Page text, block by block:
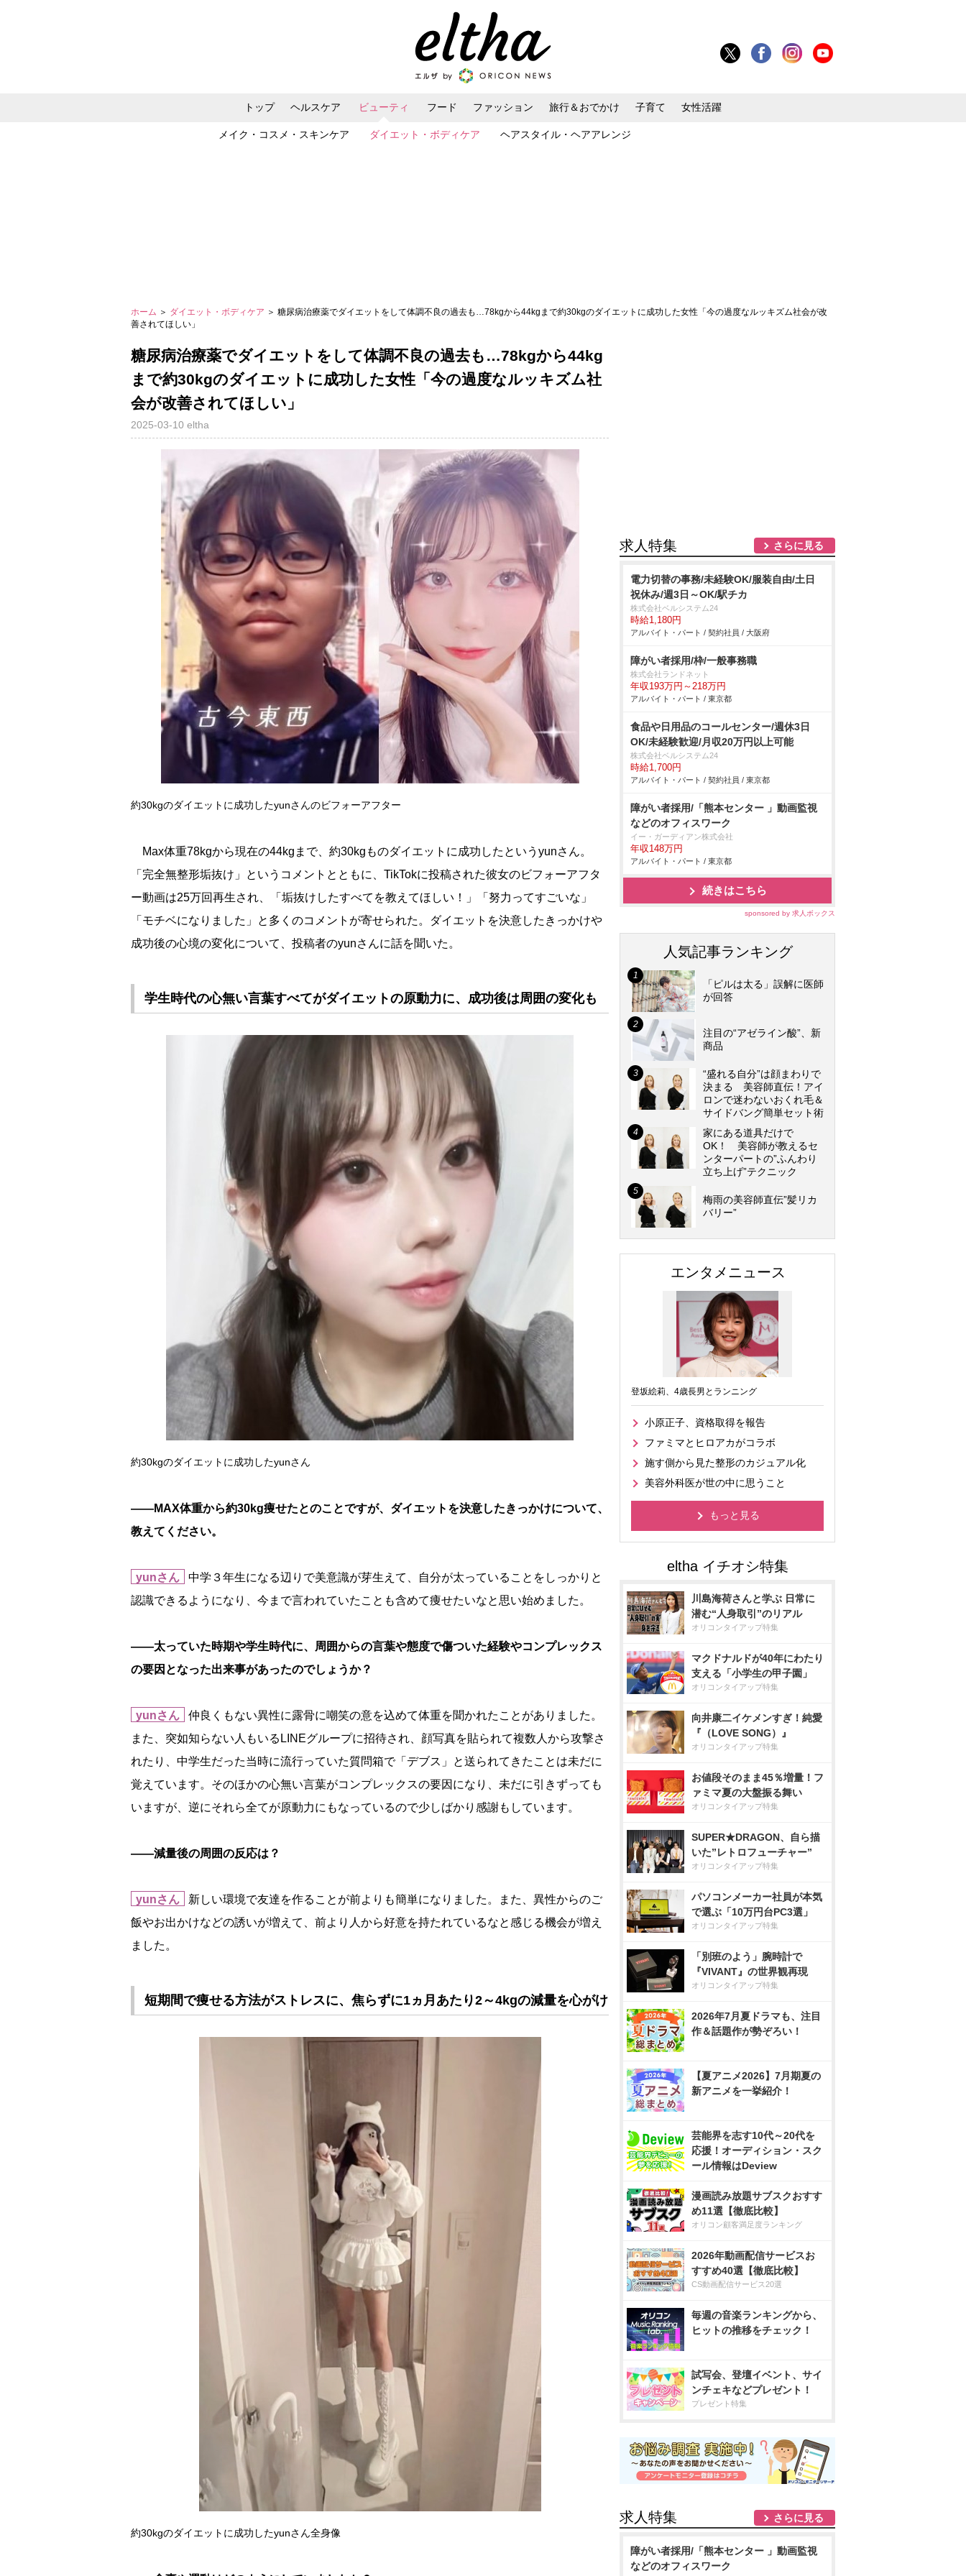
トップ ヘルスケア ビューティ
メイク・コスメ・スキンケア ダイエット・ボディケア ヘアスタイル・ヘアアレンジ
フード ファッション 旅行＆おでかけ 子育て 女性活躍
ホーム ＞ ダイエット・ボディケア ＞ 糖尿病治療薬でダイエットをして体調不良の過去も…78kgから44kgまで約30kgのダイエットに成功した女性「今の過度なルッキズム社会が改
善されてほしい」
糖尿病治療薬でダイエットをして体調不良の過去も…78kgから44kg
まで約30kgのダイエットに成功した女性「今の過度なルッキズム社
会が改善されてほしい」
2025-03-10 eltha
約30kgのダイエットに成功したyunさんのビフォーアフター
Max体重78kgから現在の44kgまで、約30kgものダイエットに成功したというyunさん。
「完全無整形垢抜け」というコメントとともに、TikTokに投稿された彼女のビフォーアフタ
ー動画は25万回再生され、「垢抜けしたすべてを教えてほしい！」「努力ってすごいな」
「モチベになりました」と多くのコメントが寄せられた。ダイエットを決意したきっかけ
成功後の心境の変化について、投稿者のyunさんに話を聞いた。
学生時代の心無い言葉すべてがダイエットの原動力に、成功後は周囲の変化も
約30kgのダイエットに成功したyunさん
――MAX体重から約30kg痩せたとのことですが、ダイエットを決意したきっかけについて、
教えてください。
yunさん
中学３年生になる辺りで美意識が芽生えて、自分が太っていることをしっかりと
認識できるようになり、今まで言われていたことも含めて痩せたいなと思い始めました。
――太っていた時期や学生時代に、周囲からの言葉や態度で傷ついた経験やコンプレックス
の要因となった出来事があったのでしょうか？
yunさん
仲良くもない異性に露骨に嘲笑の意を込めて体重を聞かれたことがありました。
また、突如知らない人もいるLINEグループに招待され、顔写真を貼られて複数人から攻撃さ
れたり、中学生だった当時に流行っていた質問箱で「デブス」と送られてきたことは未だに
覚えています。そのほかの心無い言葉がコンプレックスの要因になり、未だに引きずっても
いますが、逆にそれら全てが原動力にもなっているので少しばかり感謝もしています。
――減量後の周囲の反応は？
yunさん
新しい環境で友達を作ることが前よりも簡単になりました。また、異性からのご
飯やお出かけなどの誘いが増えて、前より人から好意を持たれているなと感じる機会が増え
ました。
短期間で痩せる方法がストレスに、焦らずに1ヵ月あたり2～4kgの減量を心がけ
約30kgのダイエットに成功したyunさん全身像
求人特集 さらに見る
電力切替の事務/未経験OK/服装自由/土日
祝休み/週3日～OK/駅チカ
株式会社ベルシステム24
時給1,180円
アルバイト・パート / 契約社員 / 大阪府
障がい者採用/枠/一般事務職
株式会社ランドネット
年収193万円～218万円
アルバイト・パート / 東京都
食品や日用品のコールセンター/週休3日
OK/未経験歓迎/月収20万円以上可能
株式会社ベルシステム24
時給1,700円
アルバイト・パート / 契約社員 / 東京都
障がい者採用/「熊本センター 」動画監視
などのオフィスワーク
イー・ガーディアン株式会社
年収148万円
アルバイト・パート / 東京都
続きはこちら
sponsored by 求人ボックス
人気記事ランキング
「ピルは太る」誤解に医師
が回答
注目の“アゼライン酸”、新
商品
“盛れる自分”は顔まわりで
決まる 美容師直伝！アイ
ロンで迷わないおくれ毛＆
サイドバング簡単セット術
家にある道具だけで
OK！ 美容師が教えるセ
ンターパートの”ふんわり
立ち上げ”テクニック
梅雨の美容師直伝”髪リカ
バリー”
エンタメニュース
登坂絵莉、4歳長男とランニング
小原正子、資格取得を報告
ファミマとヒロアカがコラボ
施す側から見た整形のカジュアル化
美容外科医が世の中に思うこと
もっと見る
川島海荷さんと学ぶ 日常に
潜む“人身取引”のリアル
オリコンタイアップ特集
マクドナルドが40年にわたり
支える「小学生の甲子園」
オリコンタイアップ特集
向井康二イケメンすぎ！純愛
『（LOVE SONG）』
オリコンタイアップ特集
お値段そのまま45％増量！フ
ァミマ夏の大盤振る舞い
オリコンタイアップ特集
SUPER★DRAGON、自ら描
いた”レトロフューチャー”
オリコンタイアップ特集
パソコンメーカー社員が本気
で選ぶ「10万円台PC3選」
オリコンタイアップ特集
「別班のよう」腕時計で
『VIVANT』の世界観再現
オリコンタイアップ特集
2026年7月夏ドラマも、注目
作＆話題作が勢ぞろい！
【夏アニメ2026】7月期夏の
新アニメを一挙紹介！
芸能界を志す10代～20代を
応援！オーディション・スク
ール情報はDeview
漫画読み放題サブスクおすす
め11選【徹底比較】
オリコン顧客満足度ランキング
2026年動画配信サービスお
すすめ40選【徹底比較】
CS動画配信サービス20選
毎週の音楽ランキングから、
ヒットの推移をチェック！
試写会、登壇イベント、サイ
ンチェキなどプレゼント！
プレゼント特集
求人特集 さらに見る
障がい者採用/「熊本センター 」動画監視
などのオフィスワーク